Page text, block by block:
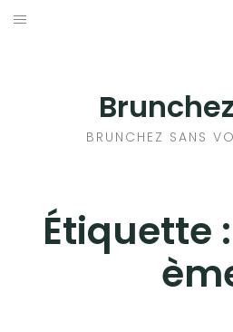
Aller
BRUNCHEZ SANS
Étiquette :
A PROPOS DU BRUNCH